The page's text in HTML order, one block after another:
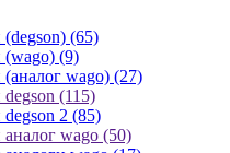
(65)
(9)
wago) (27)
(115)
2 (85)
wago (50)